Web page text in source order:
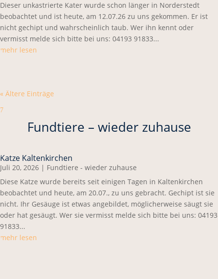
Dieser unkastrierte Kater wurde schon länger in Norderstedt
beobachtet und ist heute, am 12.07.26 zu uns gekommen. Er ist
nicht gechipt und wahrscheinlich taub. Wer ihn kennt oder
vermisst melde sich bitte bei uns: 04193 91833...
mehr lesen
« Ältere Einträge
7
Fundtiere – wieder zuhause
Katze Kaltenkirchen
Juli 20, 2026 | Fundtiere - wieder zuhause
Diese Katze wurde bereits seit einigen Tagen in Kaltenkirchen
beobachtet und heute, am 20.07., zu uns gebracht. Gechipt ist sie
nicht. Ihr Gesäuge ist etwas angebildet, möglicherweise säugt sie
oder hat gesäugt. Wer sie vermisst melde sich bitte bei uns: 04193
91833...
mehr lesen